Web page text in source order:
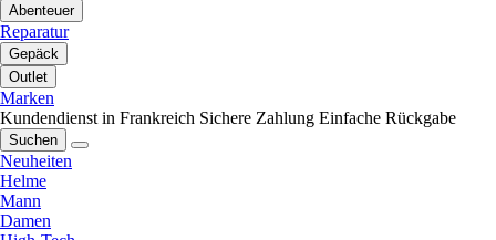
Abenteuer
Reparatur
Gepäck
Outlet
Marken
Kundendienst in Frankreich Sichere Zahlung Einfache Rückgabe
Suchen
Neuheiten
Helme
Mann
Damen